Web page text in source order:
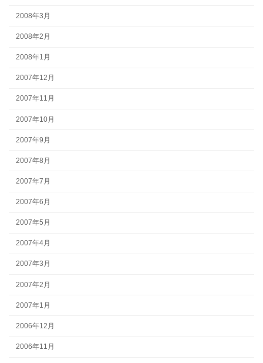
2008年3月
2008年2月
2008年1月
2007年12月
2007年11月
2007年10月
2007年9月
2007年8月
2007年7月
2007年6月
2007年5月
2007年4月
2007年3月
2007年2月
2007年1月
2006年12月
2006年11月